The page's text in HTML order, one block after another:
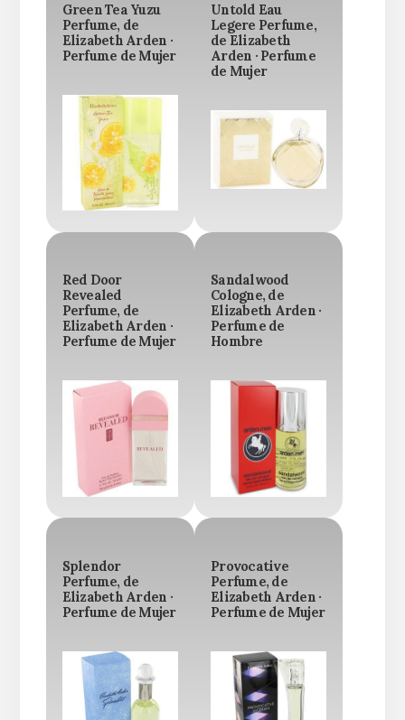
Green Tea Yuzu
Perfume, de
Elizabeth Arden ·
Perfume de Mujer
Untold Eau
Legere Perfume,
de Elizabeth
Arden · Perfume
de Mujer
Red Door
Revealed
Perfume, de
Elizabeth Arden ·
Perfume de Mujer
Sandalwood
Cologne, de
Elizabeth Arden ·
Perfume de
Hombre
Splendor
Perfume, de
Elizabeth Arden ·
Perfume de Mujer
Provocative
Perfume, de
Elizabeth Arden ·
Perfume de Mujer